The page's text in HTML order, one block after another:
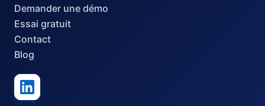
Demander une démo
Essai gratuit
Contact
Blog